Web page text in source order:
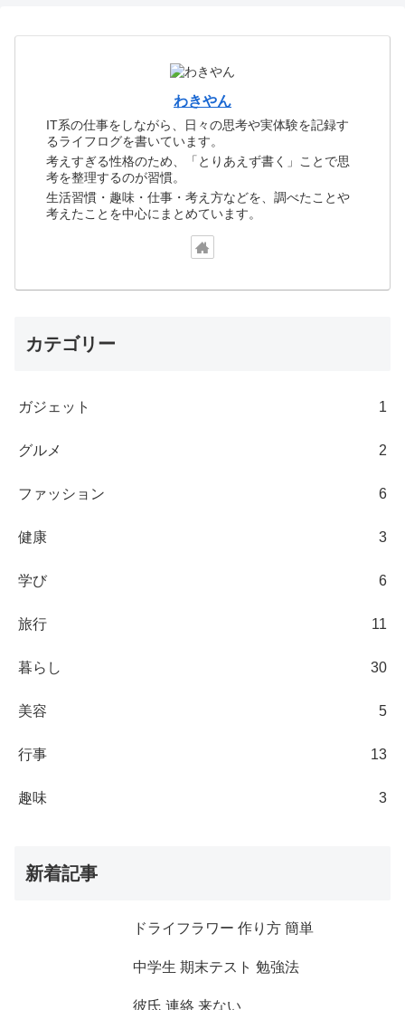
わきやん
IT系の仕事をしながら、日々の思考や実体験を記録す
るライフログを書いています。
考えすぎる性格のため、「とりあえず書く」ことで思
考を整理するのが習慣。
生活習慣・趣味・仕事・考え方などを、調べたことや
考えたことを中心にまとめています。
カテゴリー
ガジェット 1
グルメ 2
ファッション 6
健康 3
学び 6
旅行 11
暮らし 30
美容 5
行事 13
趣味 3
新着記事
ドライフラワー 作り方 簡単
中学生 期末テスト 勉強法
彼氏 連絡 来ない